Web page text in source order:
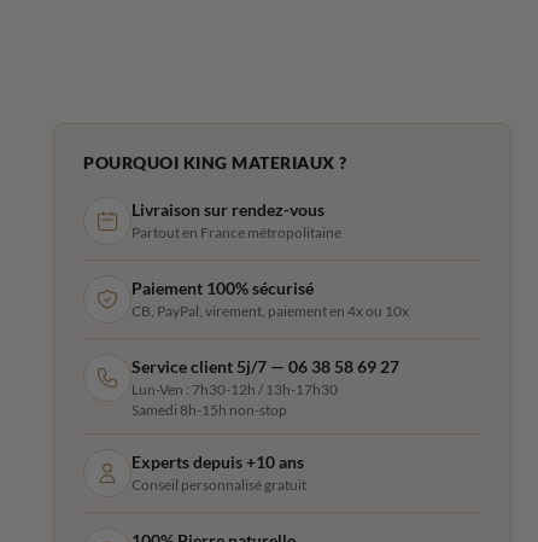
POURQUOI KING MATERIAUX ?
Livraison sur rendez-vous
Partout en France métropolitaine
Paiement 100% sécurisé
CB, PayPal, virement, paiement en 4x ou 10x
Service client 5j/7 — 06 38 58 69 27
Lun-Ven : 7h30-12h / 13h-17h30
Samedi 8h-15h non-stop
Experts depuis +10 ans
Conseil personnalisé gratuit